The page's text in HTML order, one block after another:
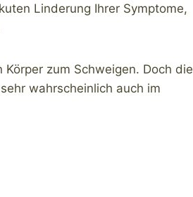
Linderung Ihrer Symptome,
zum Schweigen. Doch die
wahrscheinlich auch im